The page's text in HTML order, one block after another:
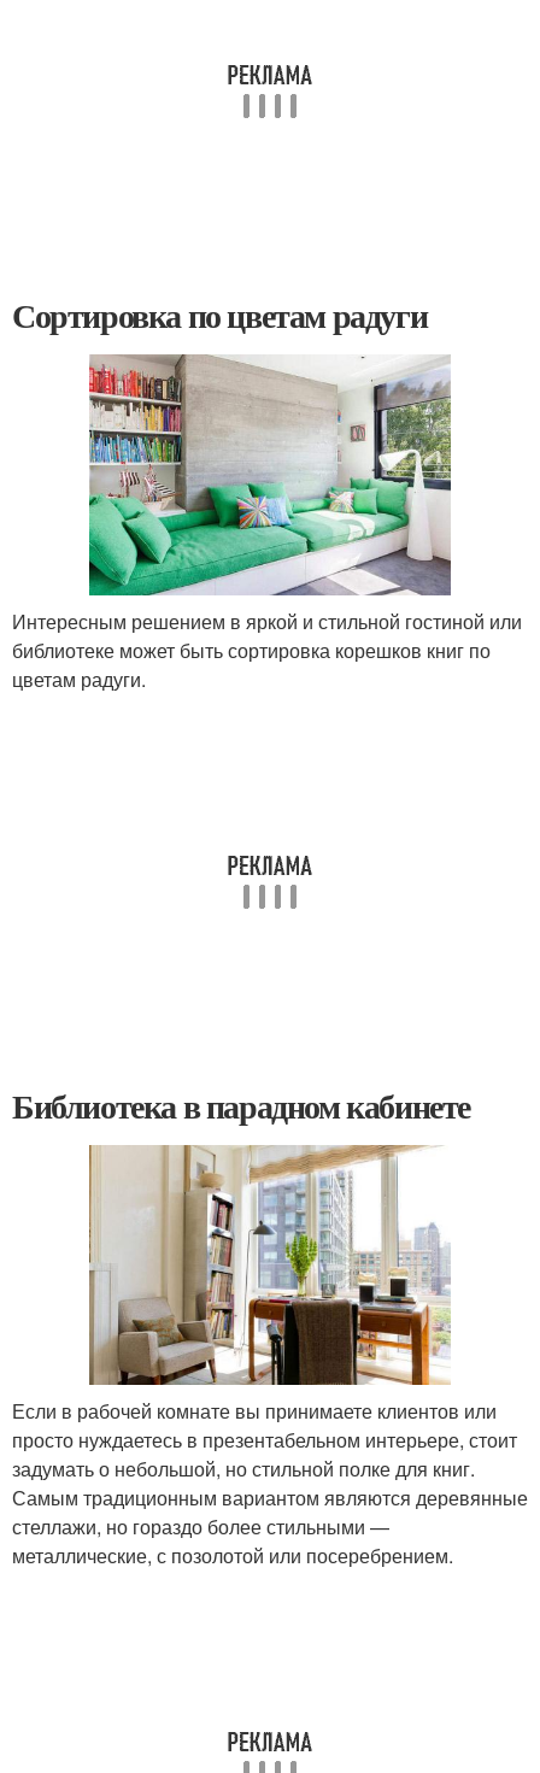
Сортировка по цветам радуги
Интересным решением в яркой и стильной гостиной или
библиотеке может быть сортировка корешков книг по
цветам радуги.
Библиотека в парадном кабинете
Если в рабочей комнате вы принимаете клиентов или
просто нуждаетесь в презентабельном интерьере, стоит
задумать о небольшой, но стильной полке для книг.
Самым традиционным вариантом являются деревянные
стеллажи, но гораздо более стильными —
металлические, с позолотой или посеребрением.